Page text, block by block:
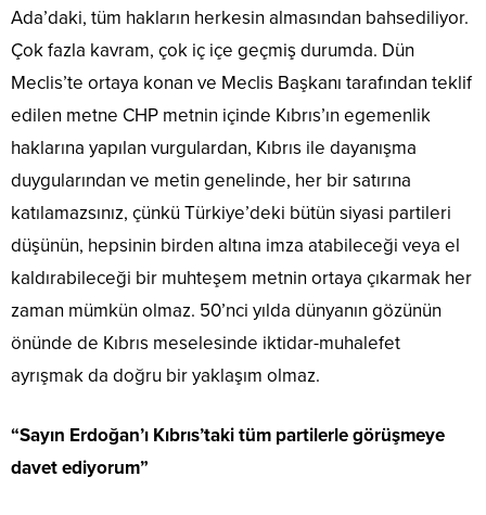
Ada’daki, tüm hakların herkesin almasından bahsediliyor.
Çok fazla kavram, çok iç içe geçmiş durumda. Dün
Meclis’te ortaya konan ve Meclis Başkanı tarafından teklif
edilen metne CHP metnin içinde Kıbrıs’ın egemenlik
haklarına yapılan vurgulardan, Kıbrıs ile dayanışma
duygularından ve metin genelinde, her bir satırına
katılamazsınız, çünkü Türkiye’deki bütün siyasi partileri
düşünün, hepsinin birden altına imza atabileceği veya el
kaldırabileceği bir muhteşem metnin ortaya çıkarmak her
zaman mümkün olmaz. 50’nci yılda dünyanın gözünün
önünde de Kıbrıs meselesinde iktidar-muhalefet
ayrışmak da doğru bir yaklaşım olmaz.
“Sayın Erdoğan’ı Kıbrıs’taki tüm partilerle görüşmeye
davet ediyorum”